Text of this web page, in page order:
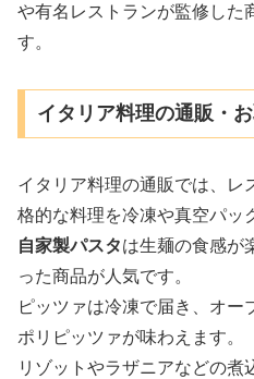
や有名レストランが監修した
す。
イタリア料理の通販・
イタリア料理の通販では、レ
格的な料理を冷凍や真空パッ
自家製パスタは生麺の食感が
った商品が人気です。
ピッツァは冷凍で届き、オー
ポリピッツァが味わえます。
リゾットやラザニアなどの